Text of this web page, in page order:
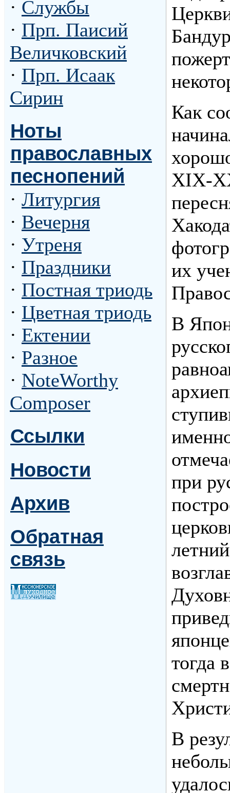
· Службы
· Прп. Паисий
Величковский
· Прп. Исаак
Сирин
Ноты
православных
песнопений
· Литургия
· Вечерня
· Утреня
· Праздники
· Постная триодь
· Цветная триодь
· Ектении
· Разное
· NoteWorthy
Composer
Ссылки
Новости
Архив
Обратная
связь
Как
XIX-
их
В
при
тогда
В